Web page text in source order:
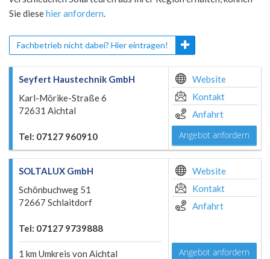
Sie diesehier anfordern.
Fachbetrieb nicht dabei? Hier eintragen!
Seyfert Haustechnik GmbH
Karl-Mörike-Straße 6
72631 Aichtal
Tel: 07127 960910
Website
Kontakt
Anfahrt
Angebot anfordern
SOLTALUX GmbH
Schönbuchweg 51
72667 Schlaitdorf
Tel: 07127 9739888
1 km Umkreis von Aichtal
Website
Kontakt
Anfahrt
Angebot anfordern